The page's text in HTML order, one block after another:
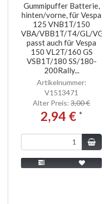
Gummipuffer Batterie,
hinten/vorne, für Vespa
125 VNB1T/150
VBA/VBB1T/T4/GL/VGL1
passt auch für Vespa
150 VL2T/160 GS
VSB1T/180 SS/180-
200Rally...
Artikelnummer:
V1513471
Alter Preis: 3,00 €
2,94 € *